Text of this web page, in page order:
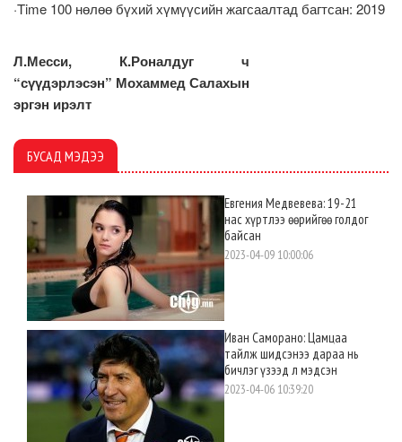
·Time 100 нөлөө бүхий хүмүүсийн жагсаалтад багтсан: 2019
Л.Месси, К.Роналдуг ч
“сүүдэрлэсэн” Мохаммед Салахын
эргэн ирэлт
БУСАД МЭДЭЭ
Евгения Медвевева: 19-21
нас хүртлээ өөрийгөө голдог
байсан
2023-04-09 10:00:06
Иван Саморано: Цамцаа
тайлж шидсэнээ дараа нь
бичлэг үзээд л мэдсэн
2023-04-06 10:39:20